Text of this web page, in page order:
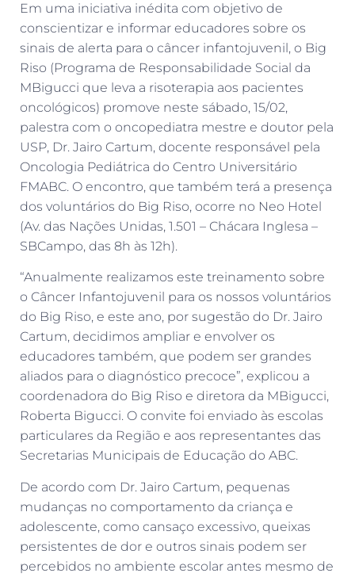
Em uma iniciativa inédita com objetivo de
conscientizar e informar educadores sobre os
sinais de alerta para o câncer infantojuvenil, o Big
Riso (Programa de Responsabilidade Social da
MBigucci que leva a risoterapia aos pacientes
oncológicos) promove neste sábado, 15/02,
palestra com o oncopediatra mestre e doutor pela
USP, Dr. Jairo Cartum, docente responsável pela
Oncologia Pediátrica do Centro Universitário
FMABC. O encontro, que também terá a presença
dos voluntários do Big Riso, ocorre no Neo Hotel
(Av. das Nações Unidas, 1.501 – Chácara Inglesa –
SBCampo, das 8h às 12h).
“Anualmente realizamos este treinamento sobre
o Câncer Infantojuvenil para os nossos voluntários
do Big Riso, e este ano, por sugestão do Dr. Jairo
Cartum, decidimos ampliar e envolver os
educadores também, que podem ser grandes
aliados para o diagnóstico precoce”, explicou a
coordenadora do Big Riso e diretora da MBigucci,
Roberta Bigucci. O convite foi enviado às escolas
particulares da Região e aos representantes das
Secretarias Municipais de Educação do ABC.
De acordo com Dr. Jairo Cartum, pequenas
mudanças no comportamento da criança e
adolescente, como cansaço excessivo, queixas
persistentes de dor e outros sinais podem ser
percebidos no ambiente escolar antes mesmo de